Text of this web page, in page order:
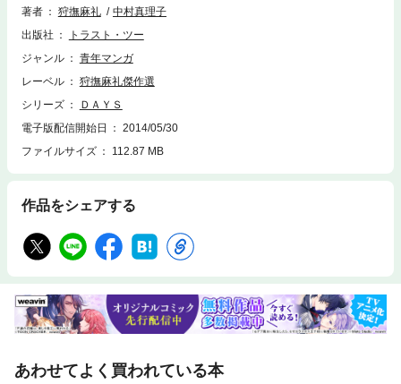
て……!?愛し合う二人に訪れる結末とは？すべての謎が明らかになる完結
著者 狩撫麻礼
中村真理子
出版社
トラスト・ツー
ジャンル
青年マンガ
レーベル
狩撫麻礼傑作選
シリーズ
ＤＡＹＳ
電子版配信開始日
2014/05/30
ファイルサイズ
112.87 MB
作品をシェアする
あわせてよく買われている本